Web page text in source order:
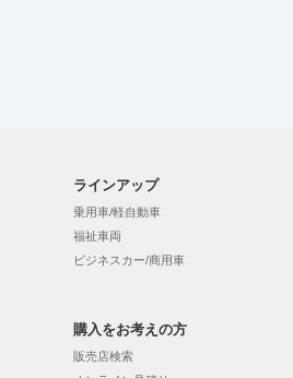
ラインアップ
乗用車/軽自動車
福祉車両
ビジネスカー/商用車
購入をお考えの方
販売店検索